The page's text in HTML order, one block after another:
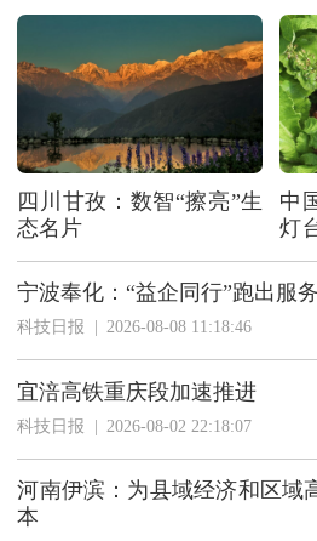
四川甘孜：数智“擦亮”生
态名片
中
灯
迁
宁波奉化：“益企同行”跑出服
科技日报 | 2026-08-08 11:18:46
宜涪高铁重庆段加速推进
科技日报 | 2026-08-02 22:18:07
河南伊滨：为县域经济和区域
本